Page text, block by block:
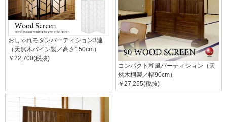
おしゃれモダンパーティション3連
（天然木パイン製／高さ150cm）
￥22,700(税抜)
コンパクト和風パーティション（天
然木桐製／幅90cm）
￥27,255(税抜)